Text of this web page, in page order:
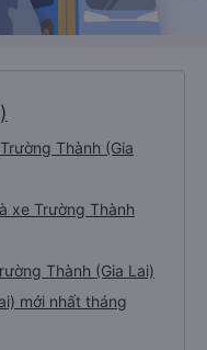
Thành (Gia
xe Trường Thành
Thành (Gia Lai)
mới nhất tháng